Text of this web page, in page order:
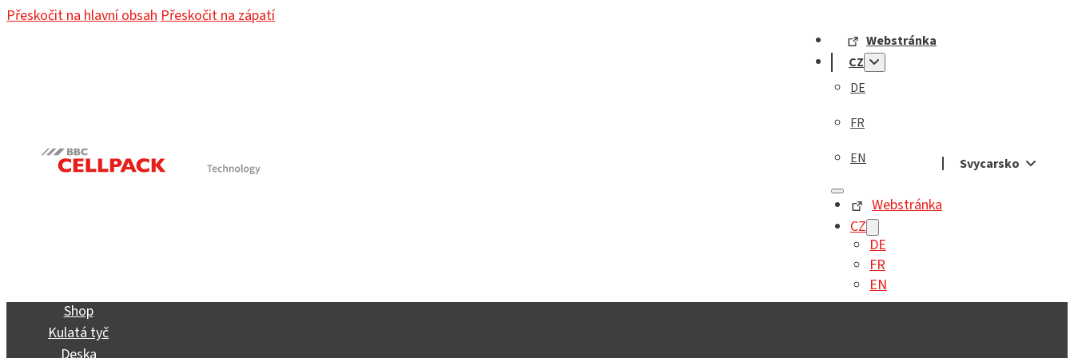
Přeskočit na hlavní obsahPřeskočit na zápatí
Webstránka
CZ
DE
FR
EN
Webstránka
CZ
DE
FR
EN
Svycarsko
Shop
Kulatá tyč